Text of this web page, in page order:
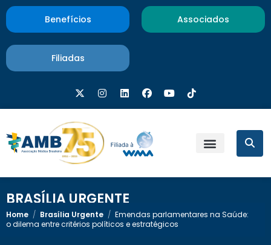
Benefícios Associados
Filiadas
BRASÍLIA URGENTE
Home / Brasília Urgente / Emendas parlamentares na Saúde:
o dilema entre critérios políticos e estratégicos